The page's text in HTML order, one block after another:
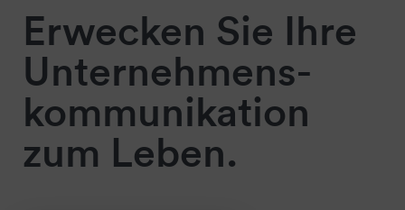
Erwecken Sie Ihre
Unternehmens-
kommunikation
zum Leben.